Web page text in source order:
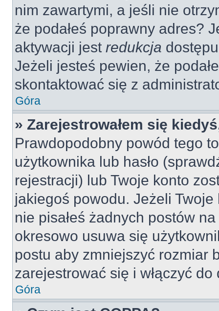
nim zawartymi, a jeśli nie
że podałeś poprawny adres?
aktywacji jest redukcja
Jeżeli jesteś pewien, że
skontaktować się z
Góra
» Zarejestrowałem się
Prawdopodobny powód tego
użytkownika lub hasło
rejestracji) lub Twoje konto
jakiegoś powodu. Jeżeli
nie pisałeś żadnych postów
okresowo usuwa się
postu aby zmniejszyć rozmiar
zarejestrować się i włączyć
Góra